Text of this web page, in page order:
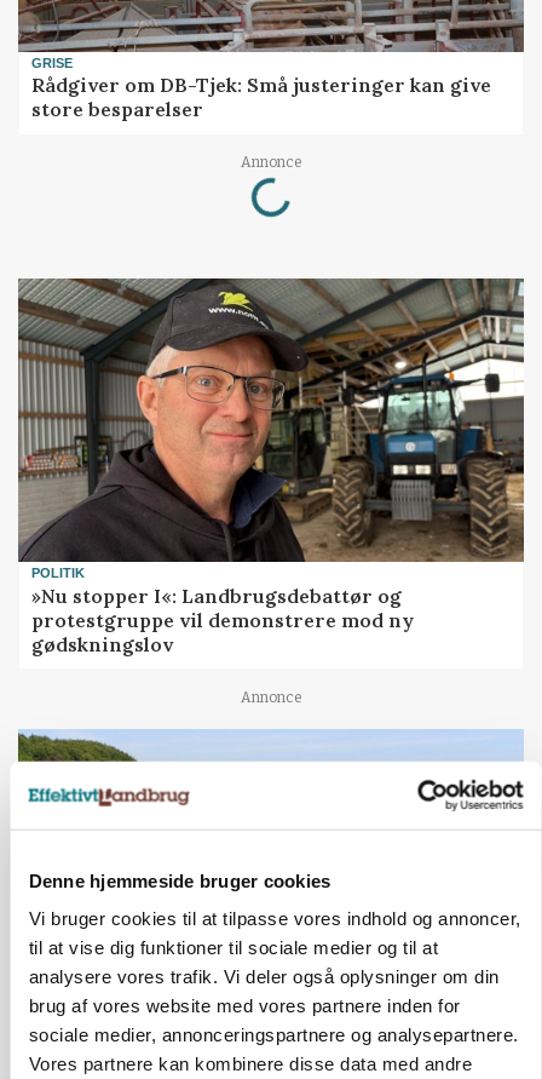
Denne hjemmeside bruger cookies
Vi bruger cookies til at tilpasse vores indhold og annoncer,
til at vise dig funktioner til sociale medier og til at
analysere vores trafik. Vi deler også oplysninger om din
brug af vores website med vores partnere inden for
sociale medier, annonceringspartnere og analysepartnere.
Vores partnere kan kombinere disse data med andre
GRISE
Rådgiver om DB-Tjek: Små justeringer kan give
store besparelser
Annonce
Loading...
POLITIK
»Nu stopper I«: Landbrugsdebattør og
protestgruppe vil demonstrere mod ny
gødskningslov
Annonce
Snart kan man søge tilskud til naturprojekter